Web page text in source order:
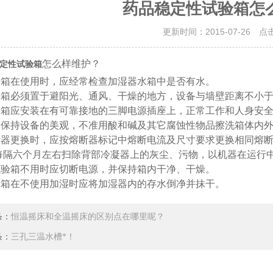
药品稳定性试验箱怎
更新时间：2015-07-26 点
性试验箱怎么样维护？
在使用时，应经常检查加湿器水箱中是否有水。
必须置于避阳光、通风、干燥的地方，设备与墙壁距离不小
应安装在有可靠接地的三脚电源插座上，正常工作和人身安
持设备的美观，不准用酸和碱及其它腐蚀性物品擦洗箱体内
更换时，应按熔断器标记中熔断电流及尺寸要求更换相同熔
隔六个月左右扫除背部冷凝器上的灰尘、污物，以机器在运行
箱不用时应切断电源，并保持箱内干净、干燥。
在不使用加湿时应将加湿器内的存水倒净并抹干。
恒温摇床和全温摇床的区别点在哪里呢？
三孔三温水槽*！